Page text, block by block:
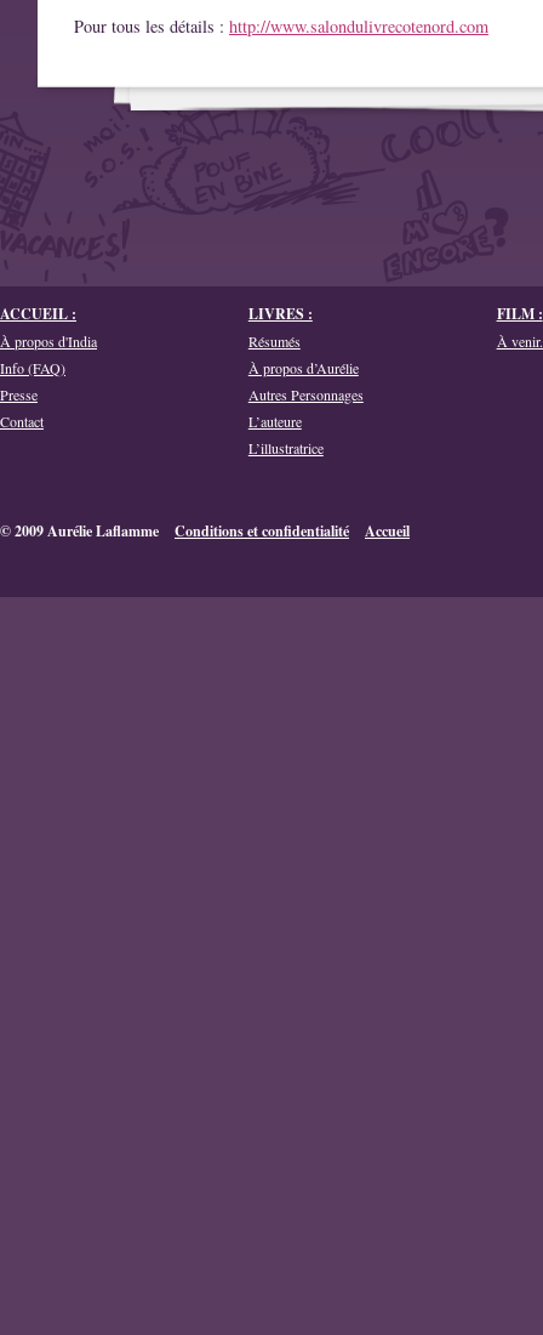
Pour tous les détails : http://www.salondulivrecotenord.com
ACCUEIL :
À propos d'India
Info (FAQ)
Presse
Contact
LIVRES :
Résumés
À propos d’Aurélie
Autres Personnages
L’auteure
L’illustratrice
FILM :
À
© 2009 Aurélie Laflamme Conditions et confidentialité Accueil